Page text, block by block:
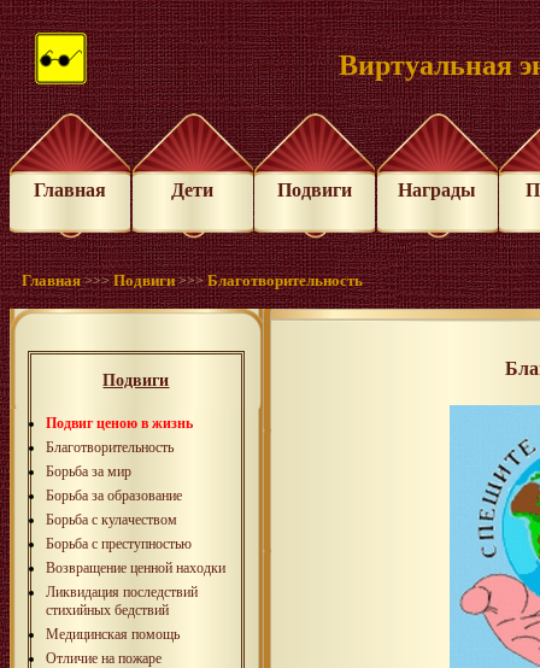
Виртуальная
Главная Дети Подвиги Награды
Главная >>>Подвиги >>>Благотворительность
Подвиги
Подвиг ценою в жизнь
Благотворительность
Борьба за мир
Борьба за образование
Борьба с кулачеством
Борьба с преступностью
Возвращение ценной находки
Ликвидация последствий
стихийных бедствий
Медицинская помощь
Отличие на пожаре